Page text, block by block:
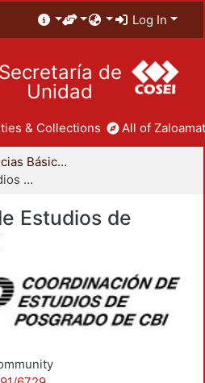
Log In
Secretaría de
Unidad
& Collections All of
División de Ciencias Básicas e Ingeniería
Coordinación de Estudios de Posgrado - CBI
Estudios de